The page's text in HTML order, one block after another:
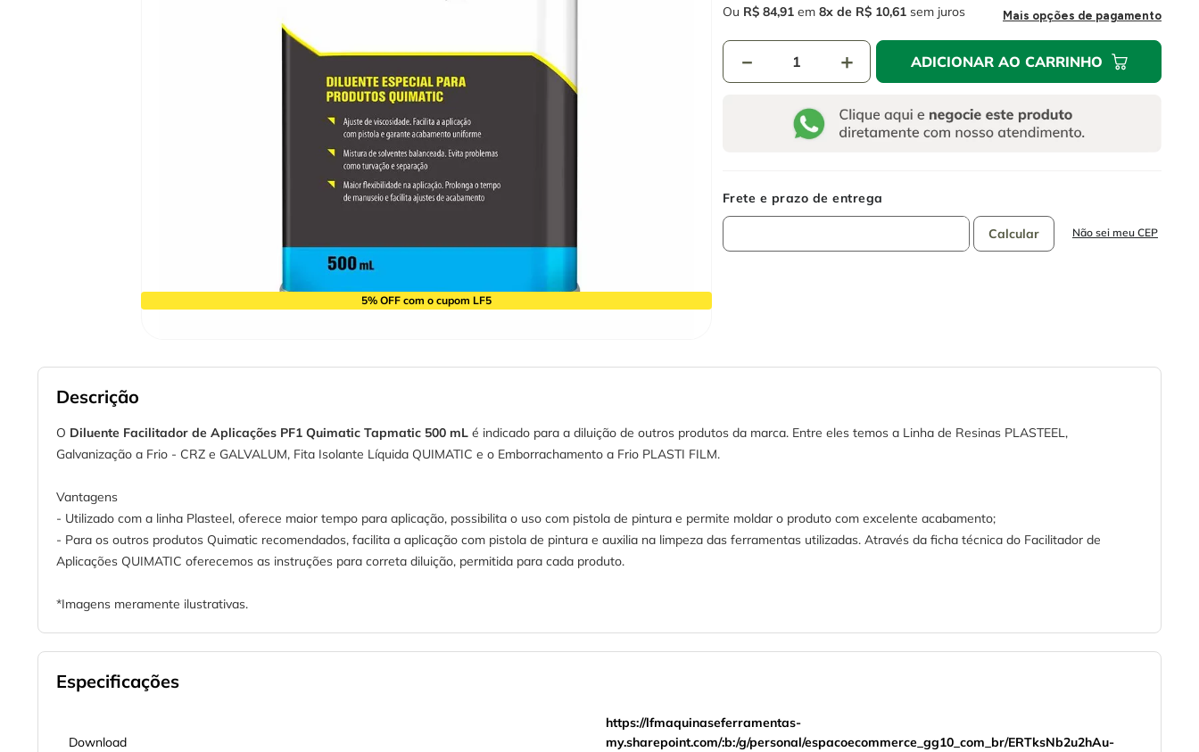
5% OFF com o cupom LF5
Ou R$ 84,91 em 8 R$ 10,61 sem juros Mais opções de pagamento
＋
－ ADICIONAR AO CARRINHO
Não sei meu CEP
Descrição
O Diluente Facilitador de Aplicações PF1 Quimatic Tapmatic 500 mL é indicado para a diluição de outros produtos da marca. Entre eles temos a Linha de Resinas PLASTEEL,
Galvanização a Frio - CRZ e GALVALUM, Fita Isolante Líquida QUIMATIC e o Emborrachamento a Frio PLASTI FILM.
Vantagens
- Utilizado com a linha Plasteel, oferece maior tempo para aplicação, possibilita o uso com pistola de pintura e permite moldar o produto com excelente acabamento;
- Para os outros produtos Quimatic recomendados, facilita a aplicação com pistola de pintura e auxilia na limpeza das ferramentas utilizadas. Através da ficha técnica do Facilitador de
Aplicações QUIMATIC oferecemos as instruções para correta diluição, permitida para cada produto.
*Imagens meramente ilustrativas.
Especificações
Download
https://lfmaquinaseferramentas-
my.sharepoint.com/:b:/g/personal/espacoecommerce_gg10_com_br/ERTksNb2u2hAu-